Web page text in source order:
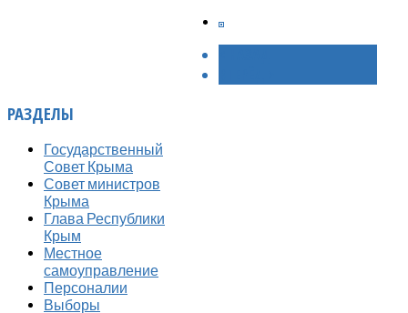
РАЗДЕЛЫ
Государственный
Совет Крыма
Совет министров
Крыма
Глава Республики
Крым
Местное
самоуправление
Персоналии
Выборы